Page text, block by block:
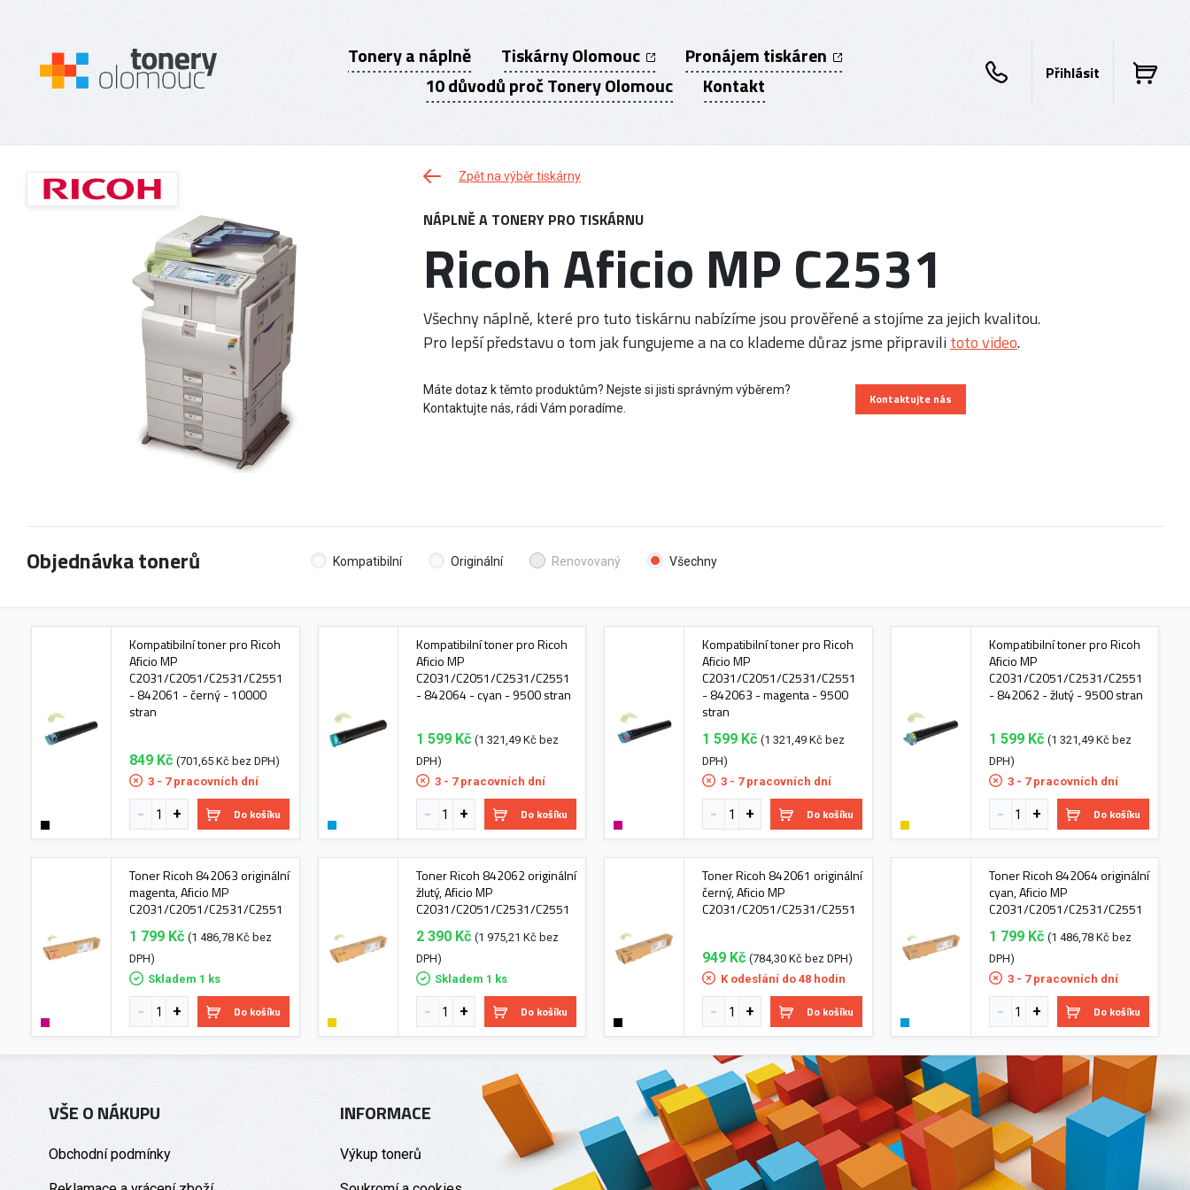
Tonery a náplně Tiskárny Olomouc
Pronájem tiskáren
10 důvodů proč Tonery Olomouc
Kontakt Přihlásit
Zpět na výběr tiskárny
NÁPLNĚ A TONERY PRO TISKÁRNU
Ricoh Aficio MP C2531
Všechny náplně, které pro tuto tiskárnu nabízíme jsou prověřené a stojíme za jejich kvalitou.
Pro lepší představu o tom jak fungujeme a na co klademe důraz jsme připravilitoto video.
Máte dotaz k těmto produktům? Nejste si jisti správným výběrem?
Kontaktujte nás, rádi Vám poradíme.
Kontaktujte nás
Objednávka tonerů Kompatibilní Originální Renovovaný Všechny
Kompatibilní toner pro Ricoh
Aficio MP
C2031/C2051/C2531/C2551
- 842061 - černý - 10000
stran
849 Kč (701,65 Kč bez DPH)
3 - 7 pracovních dní
Do košíku
Kompatibilní toner pro Ricoh
Aficio MP
C2031/C2051/C2531/C2551
- 842064 - cyan - 9500 stran
1 599 Kč (1 321,49 Kč bez
DPH)
3 - 7 pracovních dní
Do košíku
Kompatibilní toner pro Ricoh
Aficio MP
C2031/C2051/C2531/C2551
- 842063 - magenta - 9500
stran
1 599 Kč (1 321,49 Kč bez
DPH)
3 - 7 pracovních dní
Do košíku
Kompatibilní toner pro Ricoh
Aficio MP
C2031/C2051/C2531/C2551
- 842062 - žlutý - 9500 stran
1 599 Kč (1 321,49 Kč bez
DPH)
3 - 7 pracovních dní
Do košíku
Toner Ricoh 842063 originální
magenta, Aficio MP
C2031/C2051/C2531/C2551
1 799 Kč (1 486,78 Kč bez
DPH)
Skladem 1 ks
Do košíku
Toner Ricoh 842062 originální
žlutý, Aficio MP
C2031/C2051/C2531/C2551
2 390 Kč (1 975,21 Kč bez
DPH)
Skladem 1 ks
Do košíku
Toner Ricoh 842061 originální
černý, Aficio MP
C2031/C2051/C2531/C2551
949 Kč (784,30 Kč bez DPH)
K odeslání do 48 hodin
Do košíku
Toner Ricoh 842064 originální
cyan, Aficio MP
C2031/C2051/C2531/C2551
1 799 Kč (1 486,78 Kč bez
DPH)
3 - 7 pracovních dní
Do košíku
VŠE O NÁKUPU
Obchodní podmínky
INFORMACE
Výkup tonerů